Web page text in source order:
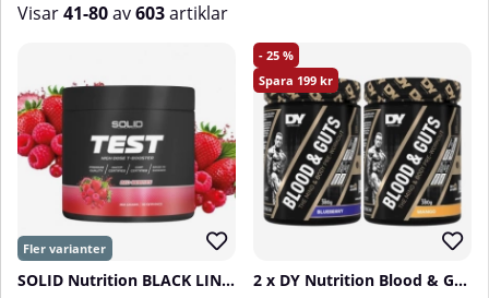
Visar41-80av603artiklar
SOLID Nutrition BLACK LINE Test, 360 g
25
199
2 x DY Nutrition Blood & Guts, 380 g